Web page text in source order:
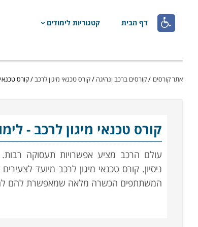
 דף הבית קטגוריות לימודים
אתר קורסים /קורסים ברכב ונהיגה /קורס טכנאי מיגון לרכב/קורס
קורס טכנאי מיגון לרכב-
עולם הרכב מציע אפשרויות תעסוקה
ניסיון. קורס טכנאי מיגון לרכב מיועד
המשתתפים הכשרה מלאה שמאפשרת להם